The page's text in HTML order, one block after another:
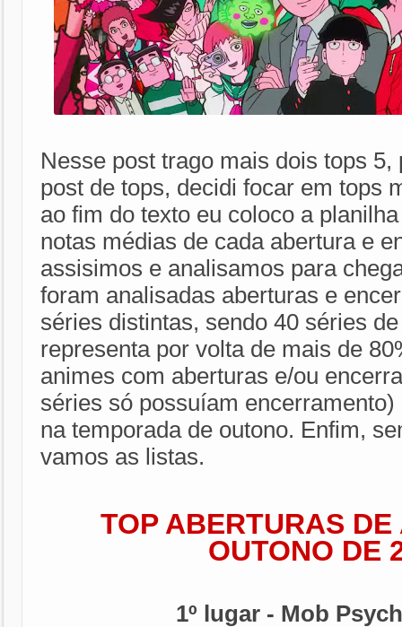
Nesse post trago mais dois tops
post de tops, decidi focar em tops
ao fim do texto eu coloco a
notas médias de cada abertura e
assisimos e analisamos para
foram analisadas aberturas e
séries distintas, sendo 40 séries
representa por volta de mais de
animes com aberturas e/ou
séries só possuíam
na temporada de outono. Enfim,
vamos as listas.
TOP ABERTURAS DE
OUTONO DE
1º lugar - Mob